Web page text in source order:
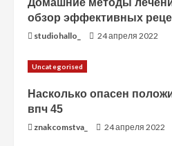
Домашние методы
обзор эффективных
studiohallo_ 24 апреля 2022
Uncategorised
Насколько опасен
впч 45
znakcomstva_ 24 апреля 2022